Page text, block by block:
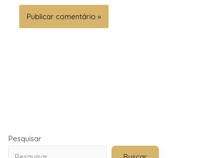
Pesquisar